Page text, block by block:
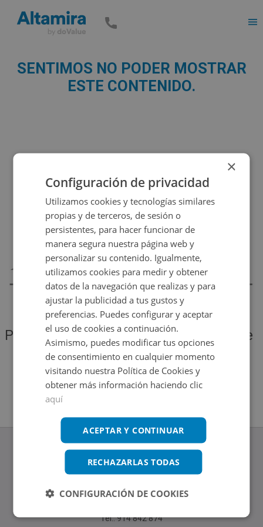
SENTIMOS NO PODER MOSTRAR
ESTE CONTENIDO.
Por favor, vuelve a intentarlo más tarde
para ver si se solucionó el problema
Volver al inicio
www.altamirainmuebles.com
Edificio Skylight
Tel.: 914 842 874
×
Configuración de privacidad
Utilizamos cookies y tecnologías similares
propias y de terceros, de sesión o
persistentes, para hacer funcionar de
manera segura nuestra página web y
personalizar su contenido. Igualmente,
utilizamos cookies para medir y obtener
datos de la navegación que realizas y para
ajustar la publicidad a tus gustos y
preferencias. Puedes configurar y aceptar
el uso de cookies a continuación.
Asimismo, puedes modificar tus opciones
de consentimiento en cualquier momento
visitando nuestra Política de Cookies y
obtener más información haciendo clic
aquí
ACEPTAR Y CONTINUAR
RECHAZARLAS TODAS
CONFIGURACIÓN DE COOKIES